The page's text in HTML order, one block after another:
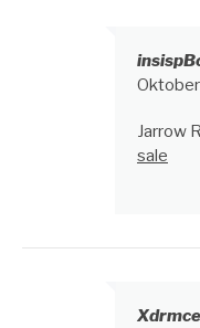
Jarrow
sale
Xdrmce